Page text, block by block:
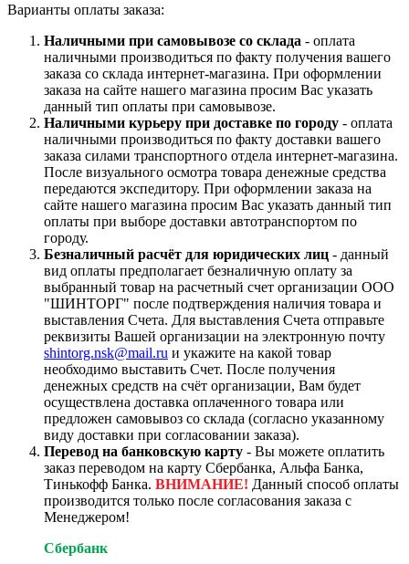
Варианты оплаты заказа:
Наличными при самовывозе со склада - оплата
наличными производиться по факту получения вашего
заказа со склада интернет-магазина. При оформлении
заказа на сайте нашего магазина просим Вас указать
данный тип оплаты при самовывозе.
Наличными курьеру при доставке по городу - оплата
наличными производиться по факту доставки вашего
заказа силами транспортного отдела интернет-магазина.
После визуального осмотра товара денежные средства
передаются экспедитору. При оформлении заказа на
сайте нашего магазина просим Вас указать данный тип
оплаты при выборе доставки автотранспортом по
городу.
Безналичный расчёт для юридических лиц - данный
вид оплаты предполагает безналичную оплату за
выбранный товар на расчетный счет организации ООО
"ШИНТОРГ" после подтверждения наличия товара и
выставления Счета. Для выставления Счета отправьте
реквизиты Вашей организации на электронную почту
shintorg.nsk@mail.ru и укажите на какой товар
необходимо выставить Счет. После получения
денежных средств на счёт организации, Вам будет
осуществлена доставка оплаченного товара или
предложен самовывоз со склада (согласно указанному
виду доставки при согласовании заказа).
Перевод на банковскую карту - Вы можете оплатить
заказ переводом на карту Сбербанка, Альфа Банка,
Тинькофф Банка. ВНИМАНИЕ! Данный способ оплаты
производится только после согласования заказа с
Менеджером!
Сбербанк